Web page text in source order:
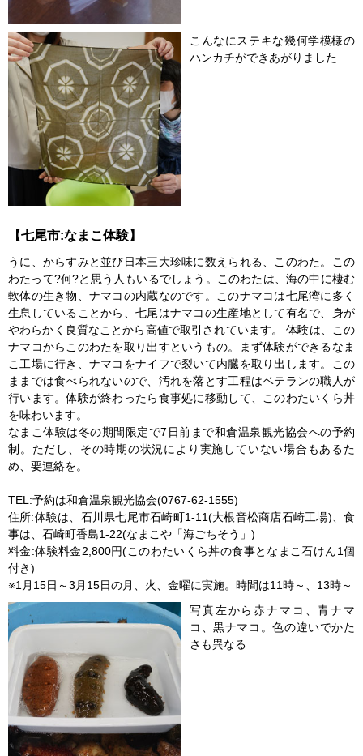
こんなにステキな幾何学模様の
ハンカチができあがりました
【七尾市:なまこ体験】
うに、からすみと並び日本三大珍味に数えられる、このわた。この
わたって?何?と思う人もいるでしょう。このわたは、海の中に棲む
軟体の生き物、ナマコの内蔵なのです。このナマコは七尾湾に多く
生息していることから、七尾はナマコの生産地として有名で、身が
やわらかく良質なことから高値で取引されています。 体験は、この
ナマコからこのわたを取り出すというもの。まず体験ができるなま
こ工場に行き、ナマコをナイフで裂いて内臓を取り出します。この
ままでは食べられないので、汚れを落とす工程はベテランの職人が
行います。体験が終わったら食事処に移動して、このわたいくら丼
を味わいます。
なまこ体験は冬の期間限定で7日前まで和倉温泉観光協会への予約
制。ただし、その時期の状況により実施していない場合もあるた
め、要連絡を。
TEL:予約は和倉温泉観光協会(0767-62-1555)
住所:体験は、石川県七尾市石崎町1-11(大根音松商店石崎工場)、食
事は、石崎町香島1-22(なまこや「海ごちそう」)
料金:体験料金2,800円(このわたいくら丼の食事となまこ石けん1個
付き)
※1月15日～3月15日の月、火、金曜に実施。時間は11時～、13時～
写真左から赤ナマコ、青ナマ
コ、黒ナマコ。色の違いでかた
さも異なる